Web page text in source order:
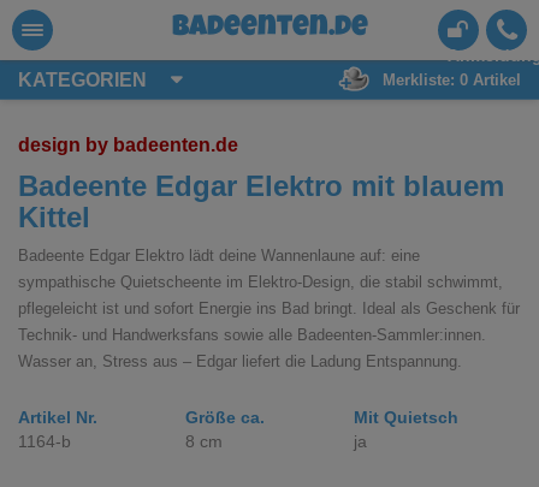
badeenten.de
KATEGORIEN Merkliste: 0 Artikel
design by badeenten.de
Badeente Edgar Elektro mit blauem
Kittel
Badeente Edgar Elektro lädt deine Wannenlaune auf: eine
sympathische Quietscheente im Elektro-Design, die stabil schwimmt,
pflegeleicht ist und sofort Energie ins Bad bringt. Ideal als Geschenk für
Technik- und Handwerksfans sowie alle Badeenten-Sammler:innen.
Wasser an, Stress aus – Edgar liefert die Ladung Entspannung.
Artikel Nr.
1164-b
Größe ca.
8 cm
Mit Quietsch
ja